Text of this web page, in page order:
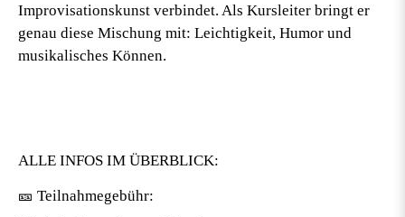
Improvisationskunst verbindet. Als Kursleiter bringt er
genau diese Mischung mit: Leichtigkeit, Humor und
musikalisches Können.
ALLE INFOS IM ÜBERBLICK:
🎫 Teilnahmegebühr: